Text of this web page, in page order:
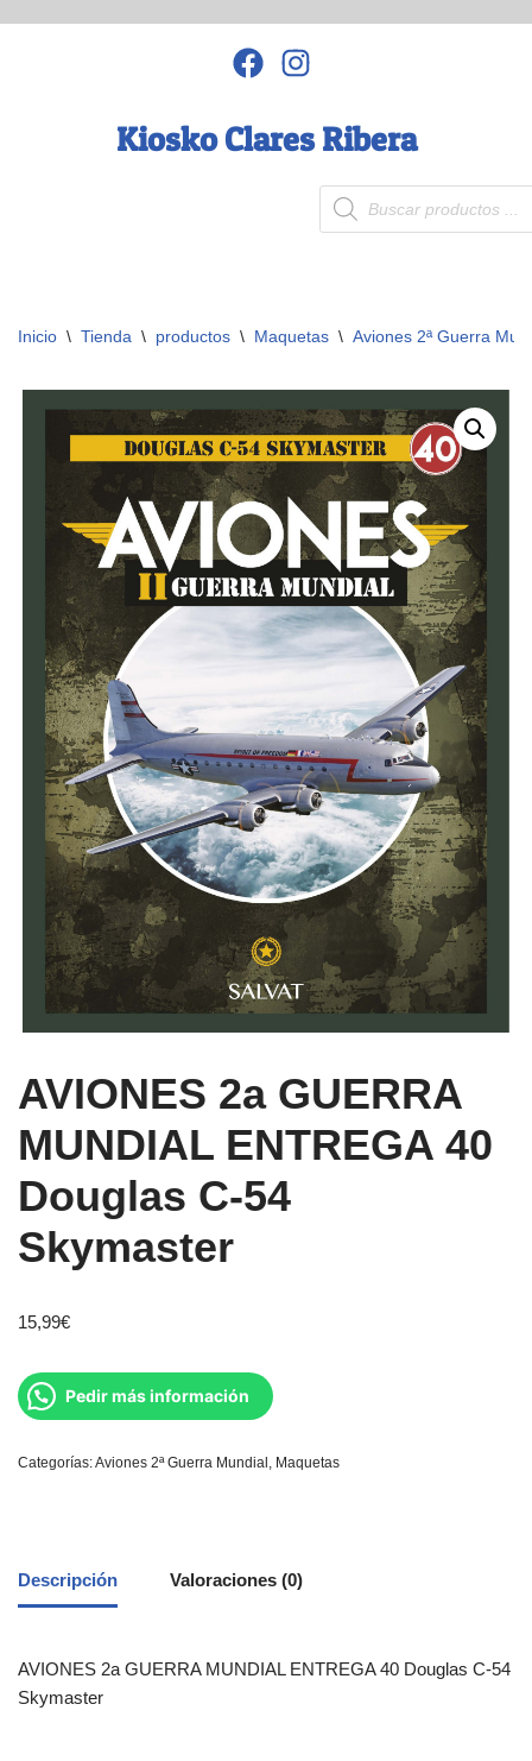
Kiosko Clares Ribera
Inicio \ Tienda \ productos \ Maquetas \ Aviones 2ª Guerra
AVIONES 2a GUERRA
MUNDIAL ENTREGA 40
Douglas C-54
Skymaster
15,99€
Pedir más información
Categorías:Aviones 2ª Guerra Mundial , Maquetas
Descripción Valoraciones (0)
AVIONES 2a GUERRA MUNDIAL ENTREGA 40 Douglas C-54
Skymaster